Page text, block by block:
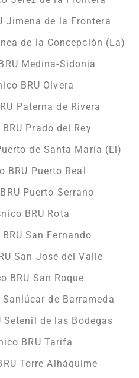
Jimena de la Frontera
de la Concepción (La)
Medina-Sidonia
BRU Olvera
Paterna de Rivera
Prado del Rey
de Santa María (El)
BRU Puerto Real
Puerto Serrano
BRU Rota
San Fernando
San José del Valle
BRU San Roque
de Barrameda
Setenil de las Bodegas
BRU Tarifa
Torre Alháquime